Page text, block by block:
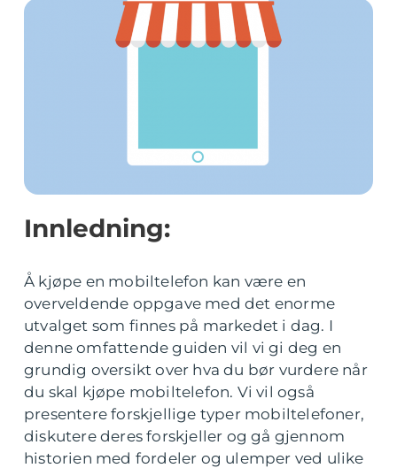
Innledning:
Å kjøpe en mobiltelefon kan være en
overveldende oppgave med det enorme
utvalget som finnes på markedet i dag. I
denne omfattende guiden vil vi gi deg en
grundig oversikt over hva du bør vurdere når
du skal kjøpe mobiltelefon. Vi vil også
presentere forskjellige typer mobiltelefoner,
diskutere deres forskjeller og gå gjennom
historien med fordeler og ulemper ved ulike